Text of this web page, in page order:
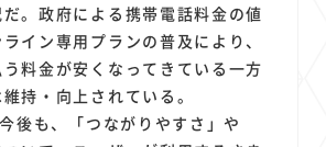
。政府による携帯電話料金の値
イン専用プランの普及により、
料金が安くなってきている一方
持・向上されている。
後も、「つながりやすさ」や